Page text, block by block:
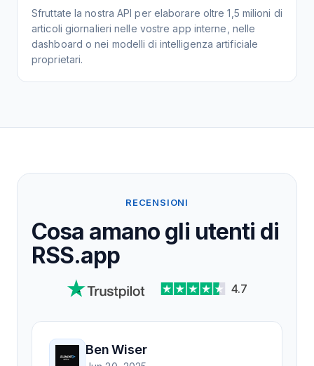
Sfruttate la nostra API per elaborare oltre 1,5 milioni di
articoli giornalieri nelle vostre app interne, nelle
dashboard o nei modelli di intelligenza artificiale
proprietari.
RECENSIONI
Cosa amano gli utenti di
RSS.app
4.7
Ben Wiser